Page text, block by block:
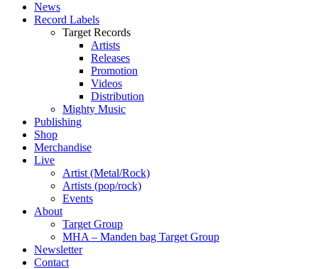
News
Record Labels
Target Records
Artists
Releases
Promotion
Videos
Distribution
Mighty Music
Publishing
Shop
Merchandise
Live
Artist (Metal/Rock)
Artists (pop/rock)
Events
About
Target Group
MHA – Manden bag Target Group
Newsletter
Contact